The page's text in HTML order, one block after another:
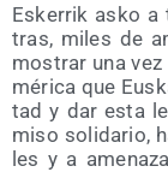
Eske­rrik asko
tras, miles de
mos­trar una
mé­ri­ca que
tad y dar esta
mi­so soli­da­rio,
les y a